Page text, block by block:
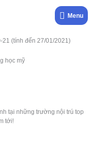
Menu
Menu
21 (tính đến 27/01/2021)
tại những trường nội trú top
tới!